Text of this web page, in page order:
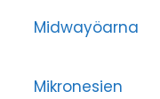
Midwayöarna
Mikronesien